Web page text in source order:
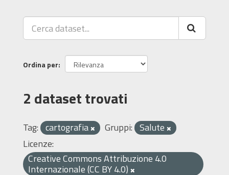
Ordina per
2 dataset trovati
Tag: cartografia Gruppi: Salute
Licenze:
Creative Commons Attribuzione 4.0
Internazionale (CC BY 4.0)